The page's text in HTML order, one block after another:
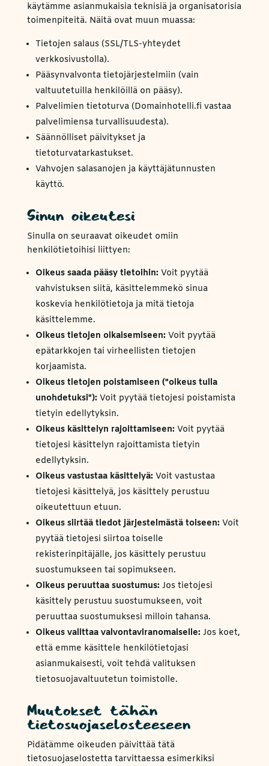
käytämme asianmukaisia teknisiä ja organisatorisia
toimenpiteitä. Näitä ovat muun muassa:
Tietojen salaus (SSL/TLS-yhteydet
verkkosivustolla).
Pääsynvalvonta tietojärjestelmiin (vain
valtuutetuilla henkilöillä on pääsy).
Palvelimien tietoturva (Domainhotelli.fi vastaa
palvelimiensa turvallisuudesta).
Säännölliset päivitykset ja
tietoturvatarkastukset.
Vahvojen salasanojen ja käyttäjätunnusten
käyttö.
Sinun oikeutesi
Sinulla on seuraavat oikeudet omiin
henkilötietoihisi liittyen:
Oikeus saada pääsy tietoihin: Voit pyytää
vahvistuksen siitä, käsittelemmekö sinua
koskevia henkilötietoja ja mitä tietoja
käsittelemme.
Oikeus tietojen oikaisemiseen: Voit pyytää
epätarkkojen tai virheellisten tietojen
korjaamista.
Oikeus tietojen poistamiseen ("oikeus tulla
unohdetuksi"): Voit pyytää tietojesi poistamista
tietyin edellytyksin.
Oikeus käsittelyn rajoittamiseen: Voit pyytää
tietojesi käsittelyn rajoittamista tietyin
edellytyksin.
Oikeus vastustaa käsittelyä: Voit vastustaa
tietojesi käsittelyä, jos käsittely perustuu
oikeutettuun etuun.
Oikeus siirtää tiedot järjestelmästä toiseen: Voit
pyytää tietojesi siirtoa toiselle
rekisterinpitäjälle, jos käsittely perustuu
suostumukseen tai sopimukseen.
Oikeus peruuttaa suostumus: Jos tietojesi
käsittely perustuu suostumukseen, voit
peruuttaa suostumuksesi milloin tahansa.
Oikeus valittaa valvontaviranomaiselle: Jos koet,
että emme käsittele henkilötietojasi
asianmukaisesti, voit tehdä valituksen
tietosuojavaltuutetun toimistolle.
Muutokset tähän
tietosuojaselosteeseen
Pidätämme oikeuden päivittää tätä
tietosuojaselostetta tarvittaessa esimerkiksi